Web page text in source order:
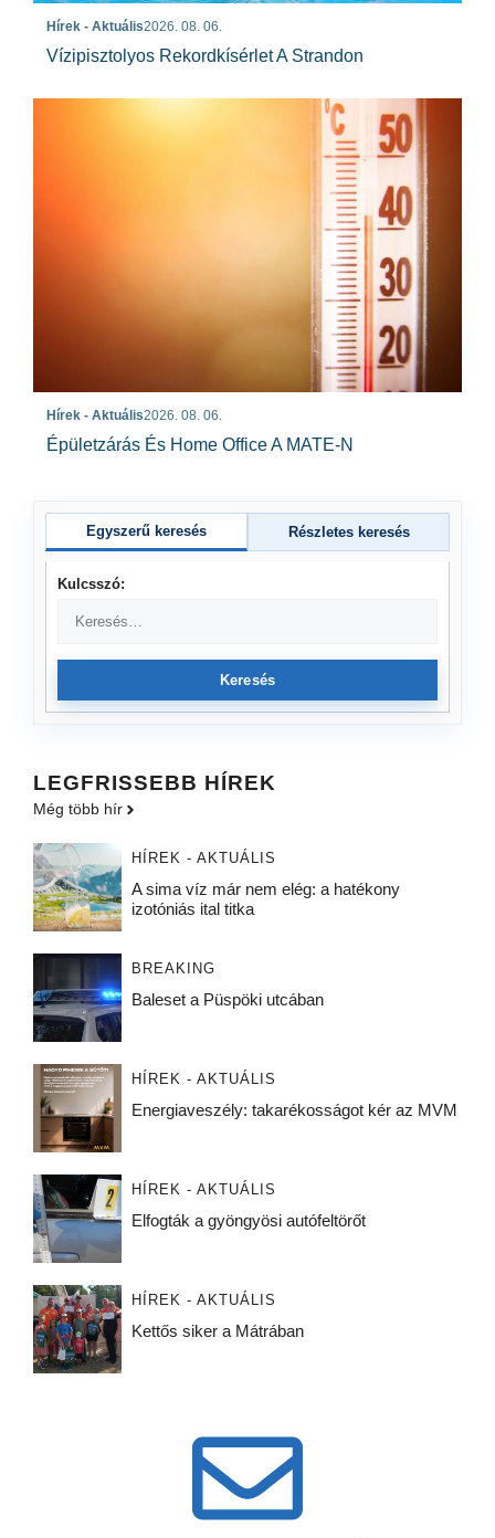
Hírek - Aktuális2026. 08. 06.
Vízipisztolyos Rekordkísérlet A Strandon
Hírek - Aktuális2026. 08. 06.
Épületzárás És Home Office A MATE-N
Egyszerű keresés Részletes keresés
Kulcsszó:
Keresés
LEGFRISSEBB HÍREK
Még több hír
HÍREK - AKTUÁLIS
A sima víz már nem elég: a hatékony
izotóniás ital titka
BREAKING
Baleset a Püspöki utcában
HÍREK - AKTUÁLIS
Energiaveszély: takarékosságot kér az MVM
HÍREK - AKTUÁLIS
Elfogták a gyöngyösi autófeltörőt
HÍREK - AKTUÁLIS
Kettős siker a Mátrában